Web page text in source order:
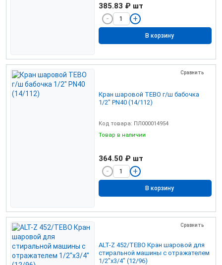
385.83 ₽ шт
В корзину
Сравнить
Кран шаровой TEBO г/ш бабочка
1/2" PN40 (14/112)
Код товара: ПЛ000014954
Товар в наличии
364.50 ₽ шт
В корзину
Сравнить
ALT-Z 452/TEBO Кран шаровой для
стиральной машины с отражателем
1/2"х3/4" (12/96)